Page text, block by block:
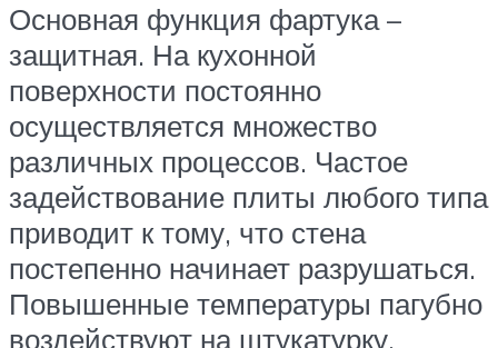
Основная функция фартука –
защитная. На кухонной
поверхности постоянно
осуществляется множество
различных процессов. Частое
задействование плиты любого типа
приводит к тому, что стена
постепенно начинает разрушаться.
Повышенные температуры пагубно
воздействуют на штукатурку.